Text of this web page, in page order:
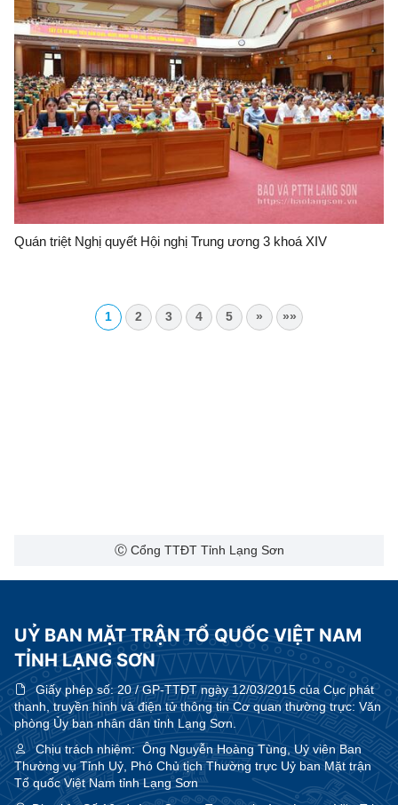
Quán triệt Nghị quyết Hội nghị Trung ương 3 khoá XIV
1 2 3 4 5 » »»
Ⓒ Cổng TTĐT Tỉnh Lạng Sơn
UỶ BAN MẶT TRẬN TỔ QUỐC VIỆT NAM
TỈNH LẠNG SƠN
Giấy phép số:20 / GP-TTĐT ngày 12/03/2015 của Cục phát
thanh, truyền hình và điện tử thông tin Cơ quan thường trực: Văn
phòng Ủy ban nhân dân tỉnh Lạng Sơn.
Chịu trách nhiệm:Ông Nguyễn Hoàng Tùng, Uỷ viên Ban
Thường vụ Tỉnh Uỷ, Phó Chủ tịch Thường trực Uỷ ban Mặt trận
Tổ quốc Việt Nam tỉnh Lạng Sơn